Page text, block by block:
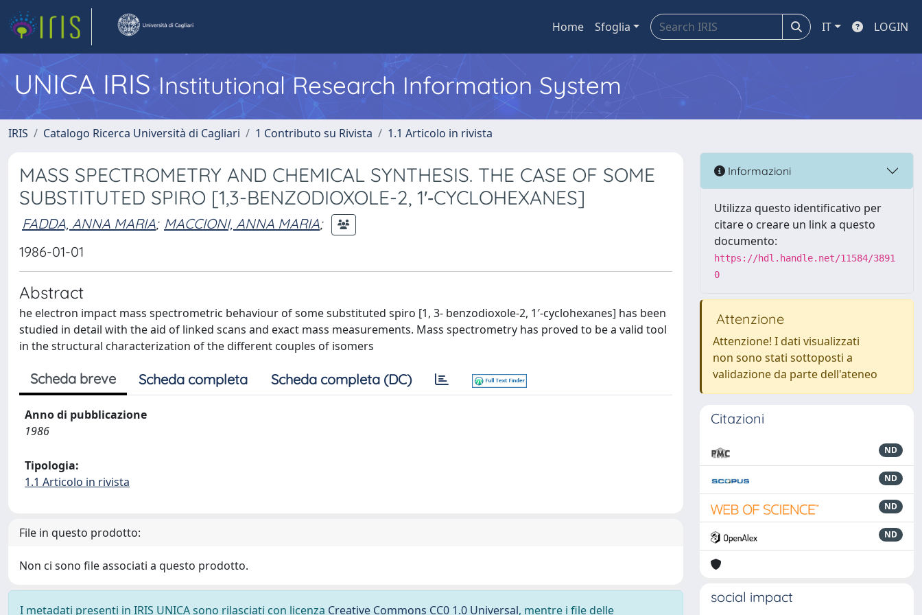
Home Sfoglia IT LOGIN
UNICA IRISInstitutional Research Information System
IRIS Catalogo Ricerca Università di Cagliari 1 Contributo su Rivista 1.1 Articolo in rivista
MASS SPECTROMETRY AND CHEMICAL SYNTHESIS. THE CASE OF SOME
SUBSTITUTED SPIRO [1,3-BENZODIOXOLE-2, 1′‐CYCLOHEXANES]
FADDA, ANNA MARIA; MACCIONI, ANNA MARIA;
1986-01-01
Abstract
he electron impact mass spectrometric behaviour of some substituted spiro [1, 3- benzodioxole-2, 1′-cyclohexanes] has been
studied in detail with the aid of linked scans and exact mass measurements. Mass spectrometry has proved to be a valid tool
in the structural characterization of the different couples of isomers
Scheda breve Scheda completa Scheda completa (DC)
Anno di pubblicazione
1986
Tipologia:
1.1 Articolo in rivista
File in questo prodotto:
Non ci sono file associati a questo prodotto.
I metadati presenti in IRIS UNICA sono rilasciati con licenza Creative Commons CC0 1.0 Universal, mentre i file delle
Informazioni
Utilizza questo identificativo per
citare o creare un link a questo
documento:
https://hdl.handle.net/11584/3891
0
Attenzione
Attenzione! I dati visualizzati
non sono stati sottoposti a
validazione da parte dell'ateneo
Citazioni
ND
ND
ND
ND
social impact